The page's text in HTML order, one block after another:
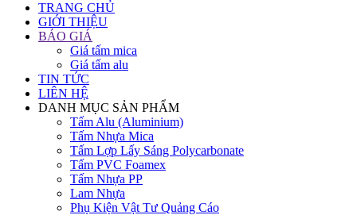
TRANG CHỦ
GIỚI THIỆU
BÁO GIÁ
Giá tấm mica
Giá tấm alu
TIN TỨC
LIÊN HỆ
DANH MỤC SẢN PHẨM
Tấm Alu (Aluminium)
Tấm Nhựa Mica
Tấm Lợp Lấy Sáng Polycarbonate
Tấm PVC Foamex
Tấm Nhựa PP
Lam Nhựa
Phụ Kiện Vật Tư Quảng Cáo